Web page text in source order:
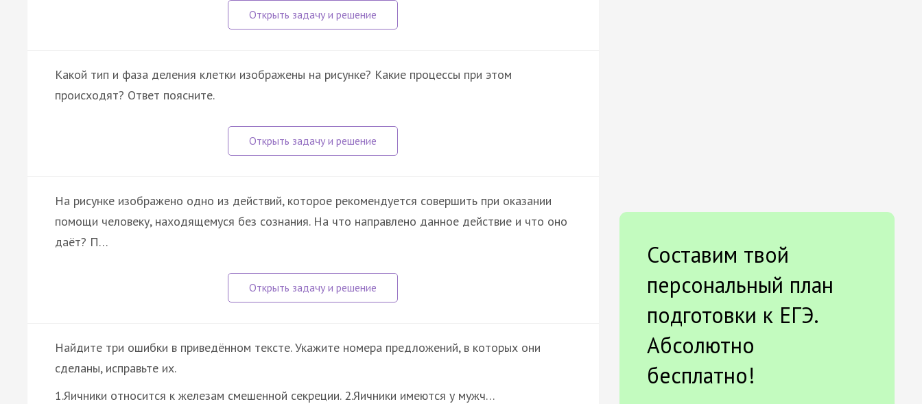
Какой тип и фаза деления клетки изображены на рисунке? Какие процессы при этом
происходят? Ответ поясните.
На рисунке изображено одно из действий, которое рекомендуется совершить при оказании
помощи человеку, находящемуся без сознания. На что направлено данное действие и что оно
даёт? П…
Найдите три ошибки в приведённом тексте. Укажите номера предложений, в которых они
сделаны, исправьте их.
1.Яичники относится к железам смешенной секреции. 2.Яичники имеются у мужч…
Составим твой
персональный план
подготовки к ЕГЭ.
Абсолютно
бесплатно!